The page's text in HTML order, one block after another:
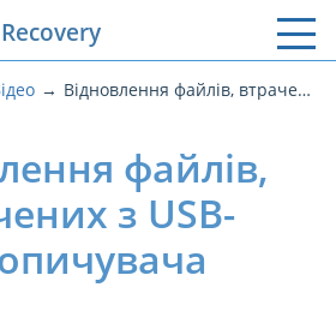
Відновлення файлів, втрачених з USB-накопичувача
файлів,
з USB-